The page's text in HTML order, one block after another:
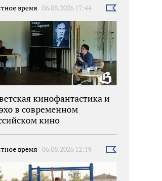
время 06.08.2026 17:44
Выбрать
кинофантастика и
в современном
кино
время 06.08.2026 12:19
Выбрать